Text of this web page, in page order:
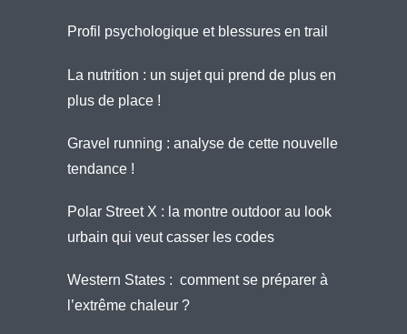
Profil psychologique et blessures en trail
La nutrition : un sujet qui prend de plus en
plus de place !
Gravel running : analyse de cette nouvelle
tendance !
Polar Street X : la montre outdoor au look
urbain qui veut casser les codes
Western States : comment se préparer à
l’extrême chaleur ?